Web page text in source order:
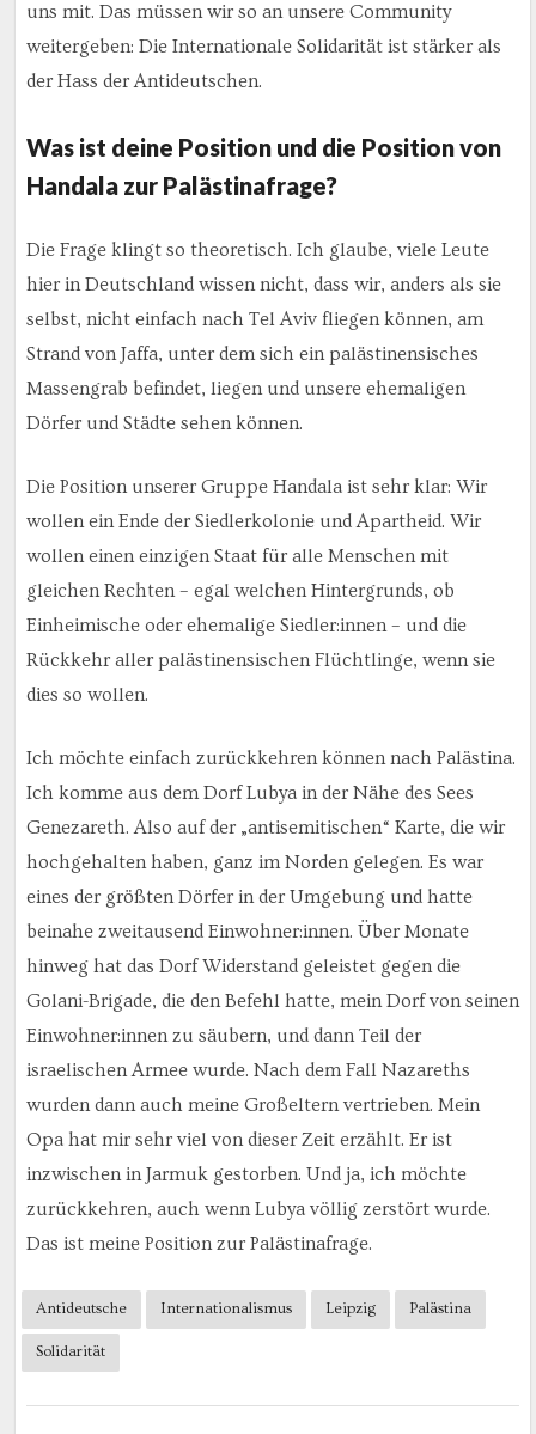
uns mit. Das müssen wir so an unsere Community
weitergeben: Die Internationale Solidarität ist stärker als
der Hass der Antideutschen.
Was ist deine Position und die Position von
Handala zur Palästinafrage?
Die Frage klingt so theoretisch. Ich glaube, viele Leute
hier in Deutschland wissen nicht, dass wir, anders als sie
selbst, nicht einfach nach Tel Aviv fliegen können, am
Strand von Jaffa, unter dem sich ein palästinensisches
Massengrab befindet, liegen und unsere ehemaligen
Dörfer und Städte sehen können.
Die Position unserer Gruppe Handala ist sehr klar: Wir
wollen ein Ende der Siedlerkolonie und Apartheid. Wir
wollen einen einzigen Staat für alle Menschen mit
gleichen Rechten – egal welchen Hintergrunds, ob
Einheimische oder ehemalige Siedler:innen – und die
Rückkehr aller palästinensischen Flüchtlinge, wenn sie
dies so wollen.
Ich möchte einfach zurückkehren können nach Palästina.
Ich komme aus dem Dorf Lubya in der Nähe des Sees
Genezareth. Also auf der „antisemitischen“ Karte, die wir
hochgehalten haben, ganz im Norden gelegen. Es war
eines der größten Dörfer in der Umgebung und hatte
beinahe zweitausend Einwohner:innen. Über Monate
hinweg hat das Dorf Widerstand geleistet gegen die
Golani-Brigade, die den Befehl hatte, mein Dorf von seinen
Einwohner:innen zu säubern, und dann Teil der
israelischen Armee wurde. Nach dem Fall Nazareths
wurden dann auch meine Großeltern vertrieben. Mein
Opa hat mir sehr viel von dieser Zeit erzählt. Er ist
inzwischen in Jarmuk gestorben. Und ja, ich möchte
zurückkehren, auch wenn Lubya völlig zerstört wurde.
Das ist meine Position zur Palästinafrage.
Antideutsche Internationalismus Leipzig Palästina
Solidarität